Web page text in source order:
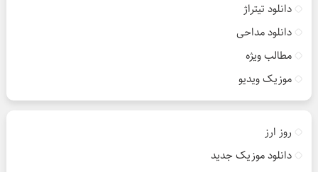
دانلود تیتراژ
دانلود مداحی
مطالب ویژه
موزیک ویدیو
روز ارز
دانلود موزیک جدید